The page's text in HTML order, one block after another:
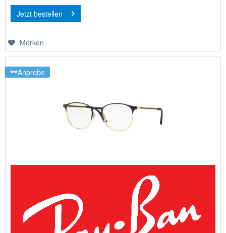
Jetzt bestellen
Merken
Anprobe